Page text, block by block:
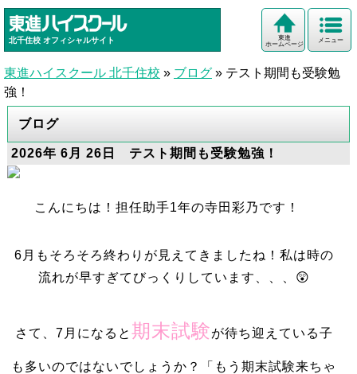
北千住校 オフィシャルサイト メニュー
東進
ホームページ
東進ハイスクール 北千住校 » ブログ » テスト期間も受験勉
強！
ブログ
2026年 6月 26日 テスト期間も受験勉強！
こんにちは！担任助手1年の寺田彩乃です！
6月もそろそろ終わりが見えてきましたね！私は時の
流れが早すぎてびっくりしています、、、😲
さて、7月になると 期末試験が待ち迎えている子
も多いのではないでしょうか？「もう期末試験来ちゃ